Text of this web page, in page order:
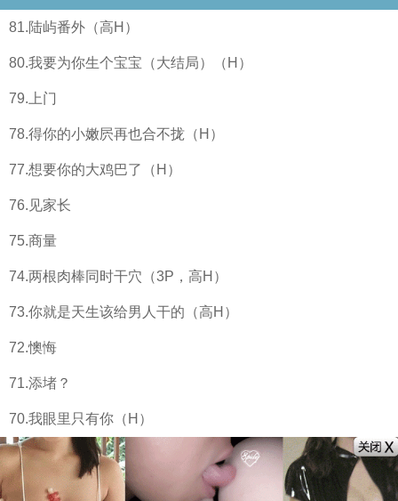
81.陆屿番外（高H）
80.我要为你生个宝宝（大结局）（H）
79.上门
78.得你的小嫩屄再也合不拢（H）
77.想要你的大鸡巴了（H）
76.见家长
75.商量
74.两根肉棒同时干穴（3P，高H）
73.你就是天生该给男人干的（高H）
72.懊悔
71.添堵？
70.我眼里只有你（H）